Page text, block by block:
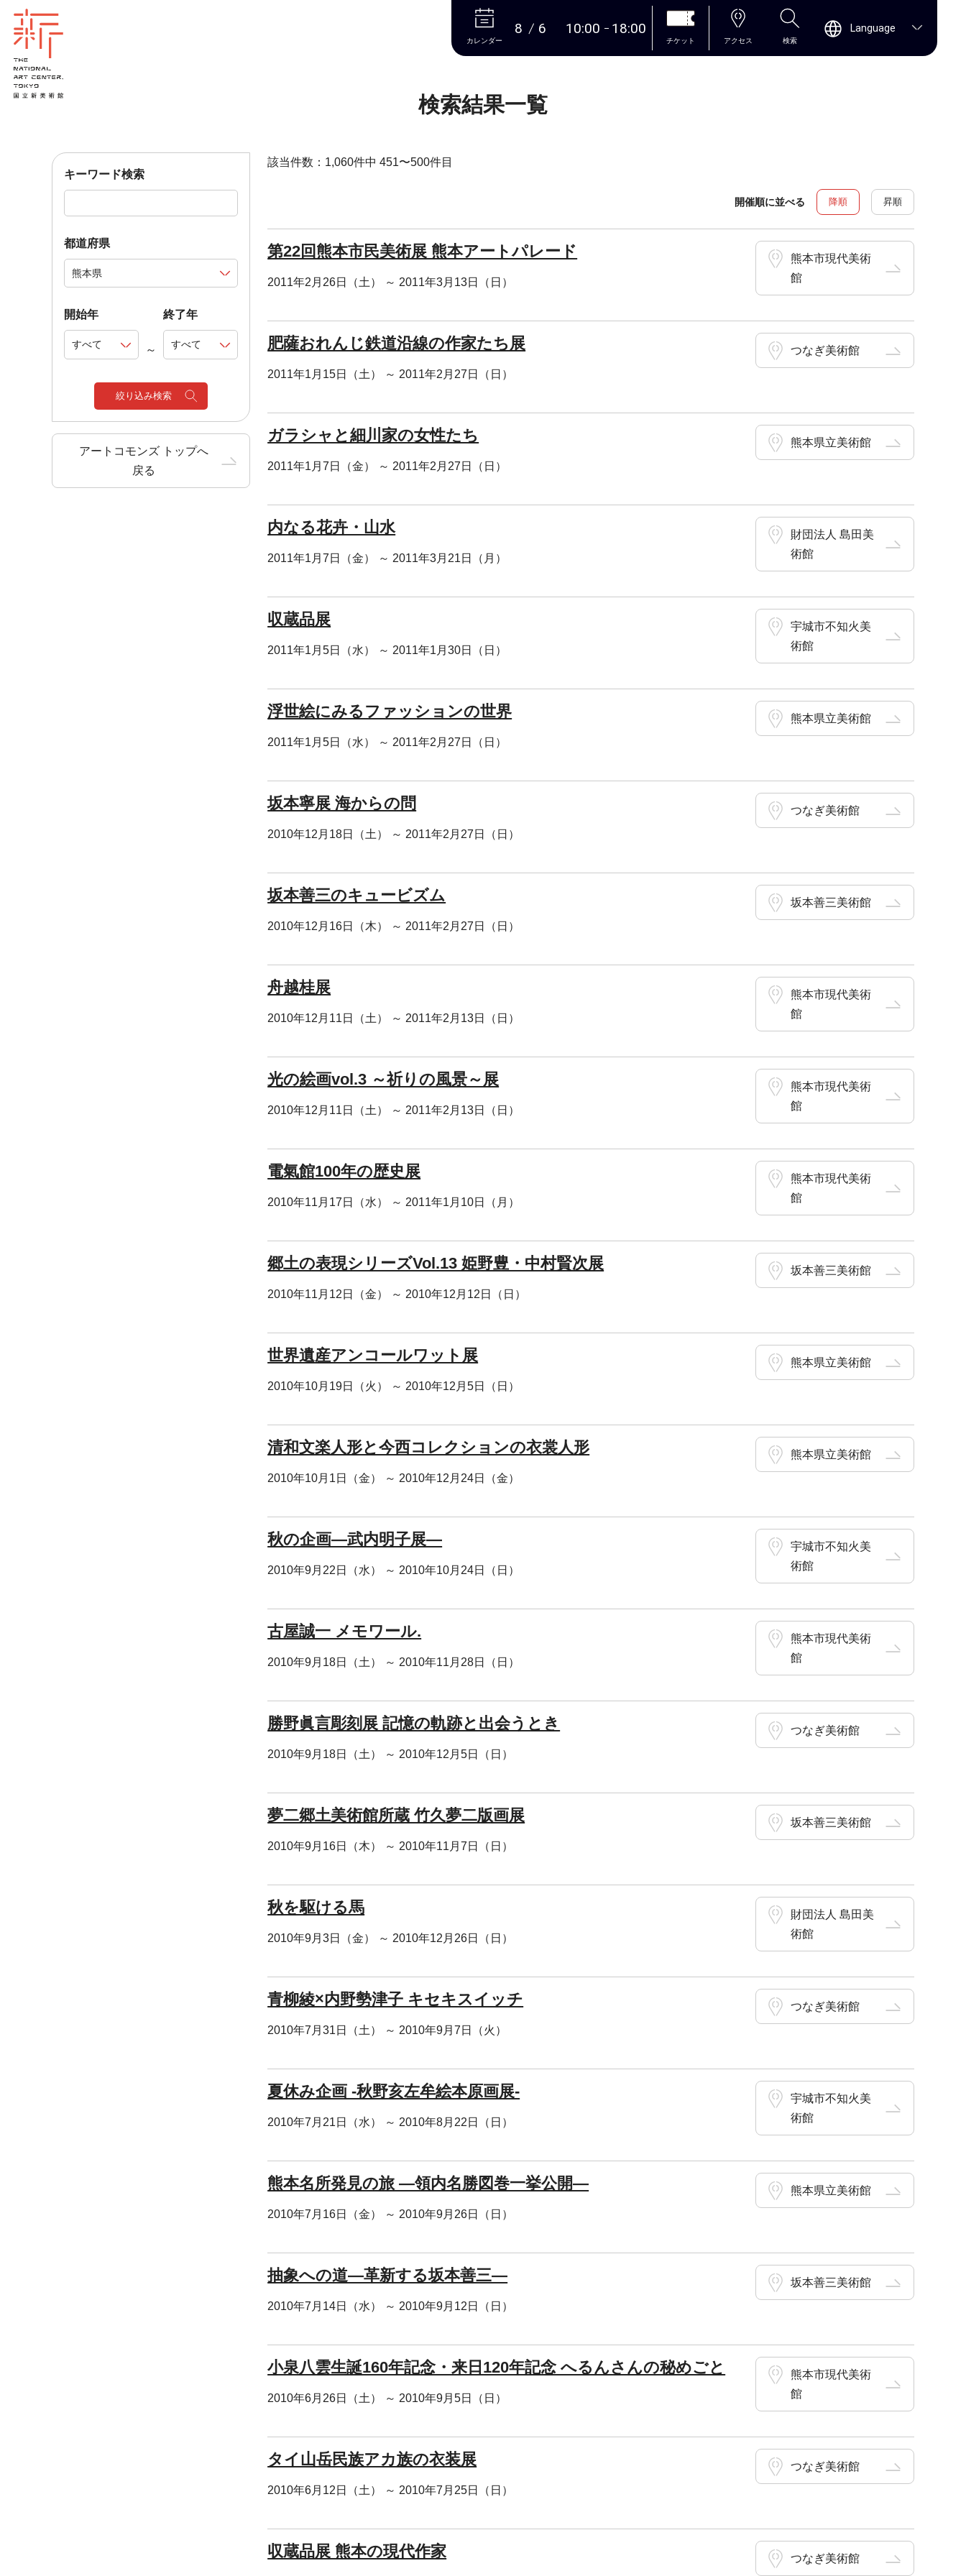
本文へ
カレンダー
8 6 10:00 18:00
チケット アクセス 検索
Language
検索結果一覧
キーワード検索
都道府県
開始年
～
終了年
絞り込み検索
アートコモンズ トップへ
戻る
該当件数：1,060件中 451〜500件目
開催順に並べる 降順 昇順
第22回熊本市民美術展 熊本アートパレード
2011年2月26日（土） ～ 2011年3月13日（日）
熊本市現代美術
館
肥薩おれんじ鉄道沿線の作家たち展
2011年1月15日（土） ～ 2011年2月27日（日）
つなぎ美術館
ガラシャと細川家の女性たち
2011年1月7日（金） ～ 2011年2月27日（日）
熊本県立美術館
内なる花卉・山水
2011年1月7日（金） ～ 2011年3月21日（月）
財団法人 島田美
術館
収蔵品展
2011年1月5日（水） ～ 2011年1月30日（日）
宇城市不知火美
術館
浮世絵にみるファッションの世界
2011年1月5日（水） ～ 2011年2月27日（日）
熊本県立美術館
坂本寧展 海からの問
2010年12月18日（土） ～ 2011年2月27日（日）
つなぎ美術館
坂本善三のキュービズム
2010年12月16日（木） ～ 2011年2月27日（日）
坂本善三美術館
舟越桂展
2010年12月11日（土） ～ 2011年2月13日（日）
熊本市現代美術
館
光の絵画vol.3 ～祈りの風景～展
2010年12月11日（土） ～ 2011年2月13日（日）
熊本市現代美術
館
電氣館100年の歴史展
2010年11月17日（水） ～ 2011年1月10日（月）
熊本市現代美術
館
郷土の表現シリーズVol.13 姫野豊・中村賢次展
2010年11月12日（金） ～ 2010年12月12日（日）
坂本善三美術館
世界遺産アンコールワット展
2010年10月19日（火） ～ 2010年12月5日（日）
熊本県立美術館
清和文楽人形と今西コレクションの衣裳人形
2010年10月1日（金） ～ 2010年12月24日（金）
熊本県立美術館
秋の企画―武内明子展―
2010年9月22日（水） ～ 2010年10月24日（日）
宇城市不知火美
術館
古屋誠一 メモワール.
2010年9月18日（土） ～ 2010年11月28日（日）
熊本市現代美術
館
勝野眞言彫刻展 記憶の軌跡と出会うとき
2010年9月18日（土） ～ 2010年12月5日（日）
つなぎ美術館
夢二郷土美術館所蔵 竹久夢二版画展
2010年9月16日（木） ～ 2010年11月7日（日）
坂本善三美術館
秋を駆ける馬
2010年9月3日（金） ～ 2010年12月26日（日）
財団法人 島田美
術館
青柳綾×内野勢津子 キセキスイッチ
2010年7月31日（土） ～ 2010年9月7日（火）
つなぎ美術館
夏休み企画 -秋野亥左牟絵本原画展-
2010年7月21日（水） ～ 2010年8月22日（日）
宇城市不知火美
術館
熊本名所発見の旅 ―領内名勝図巻一挙公開―
2010年7月16日（金） ～ 2010年9月26日（日）
熊本県立美術館
抽象への道―革新する坂本善三―
2010年7月14日（水） ～ 2010年9月12日（日）
坂本善三美術館
小泉八雲生誕160年記念・来日120年記念 へるんさんの秘めごと
2010年6月26日（土） ～ 2010年9月5日（日）
熊本市現代美術
館
タイ山岳民族アカ族の衣装展
2010年6月12日（土） ～ 2010年7月25日（日）
つなぎ美術館
収蔵品展 熊本の現代作家 つなぎ美術館